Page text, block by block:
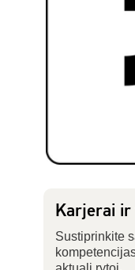
Karjerai
Sustiprinkite